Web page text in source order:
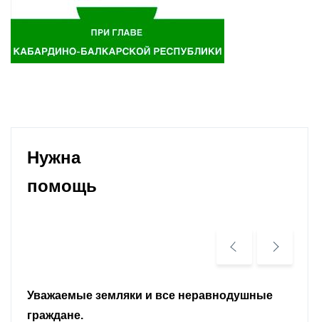
Нужна
помощь
Уважаемые земляки и все неравнодушные
граждане.